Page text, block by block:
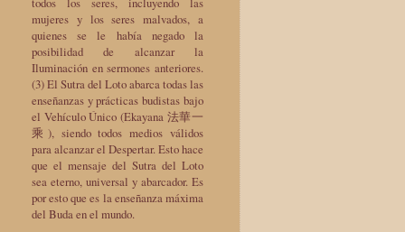
mujeres y los seres malvados, a
quienes se le había negado la
posibilidad de alcanzar la
Iluminación en sermones anteriores.
(3) El Sutra del Loto abarca todas las
enseñanzas y prácticas budistas bajo
el Vehículo Único (Ekayana 法華一
乘), siendo todos medios válidos
para alcanzar el Despertar. Esto hace
que el mensaje del Sutra del Loto
sea eterno, universal y abarcador. Es
por esto que es la enseñanza máxima
del Buda en el mundo.